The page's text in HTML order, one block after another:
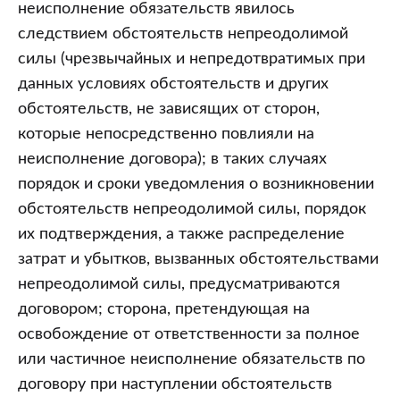
неисполнение обязательств явилось
следствием обстоятельств непреодолимой
силы (чрезвычайных и непредотвратимых при
данных условиях обстоятельств и других
обстоятельств, не зависящих от сторон,
которые непосредственно повлияли на
неисполнение договора); в таких случаях
порядок и сроки уведомления о возникновении
обстоятельств непреодолимой силы, порядок
их подтверждения, а также распределение
затрат и убытков, вызванных обстоятельствами
непреодолимой силы, предусматриваются
договором; сторона, претендующая на
освобождение от ответственности за полное
или частичное неисполнение обязательств по
договору при наступлении обстоятельств